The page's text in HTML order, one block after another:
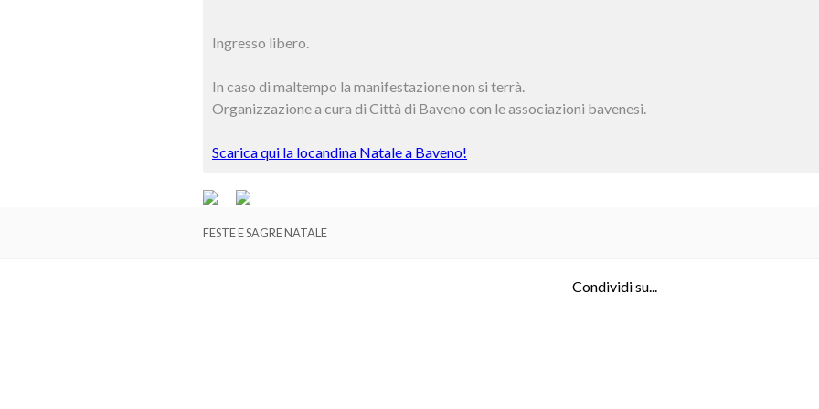
Ingresso libero.
In caso di maltempo la manifestazione non si terrà.
Organizzazione a cura di Città di Baveno con le associazioni bavenesi.
Scarica qui la locandina Natale a Baveno!
FESTE E SAGRE NATALE
Condividi su...